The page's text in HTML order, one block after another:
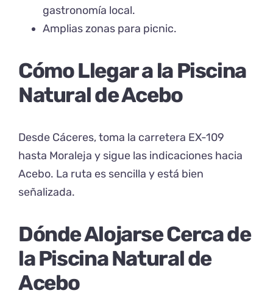
gastronomía local.
Amplias zonas para picnic.
Cómo Llegar a la Piscina
Natural de Acebo
Desde Cáceres, toma la carretera EX-109
hasta Moraleja y sigue las indicaciones hacia
Acebo. La ruta es sencilla y está bien
señalizada.
Dónde Alojarse Cerca de
la Piscina Natural de
Acebo